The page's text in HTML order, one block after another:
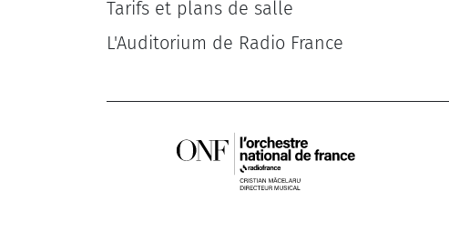
Tarifs et plans de salle
L'Auditorium de Radio France